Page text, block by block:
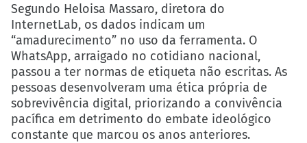
Segundo Heloisa Massaro, diretora do
InternetLab, os dados indicam um
“amadurecimento” no uso da ferramenta. O
WhatsApp, arraigado no cotidiano nacional,
passou a ter normas de etiqueta não escritas. As
pessoas desenvolveram uma ética própria de
sobrevivência digital, priorizando a convivência
pacífica em detrimento do embate ideológico
constante que marcou os anos anteriores.